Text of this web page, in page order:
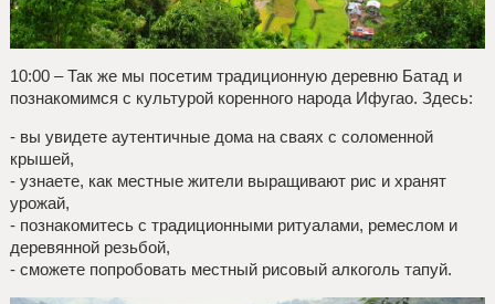
10:00 – Так же мы посетим традиционную деревню Батад и
познакомимся с культурой коренного народа Ифугао. Здесь:
- вы увидете аутентичные дома на сваях с соломенной
крышей,
- узнаете, как местные жители выращивают рис и хранят
урожай,
- познакомитесь с традиционными ритуалами, ремеслом и
деревянной резьбой,
- сможете попробовать местный рисовый алкоголь тапуй.